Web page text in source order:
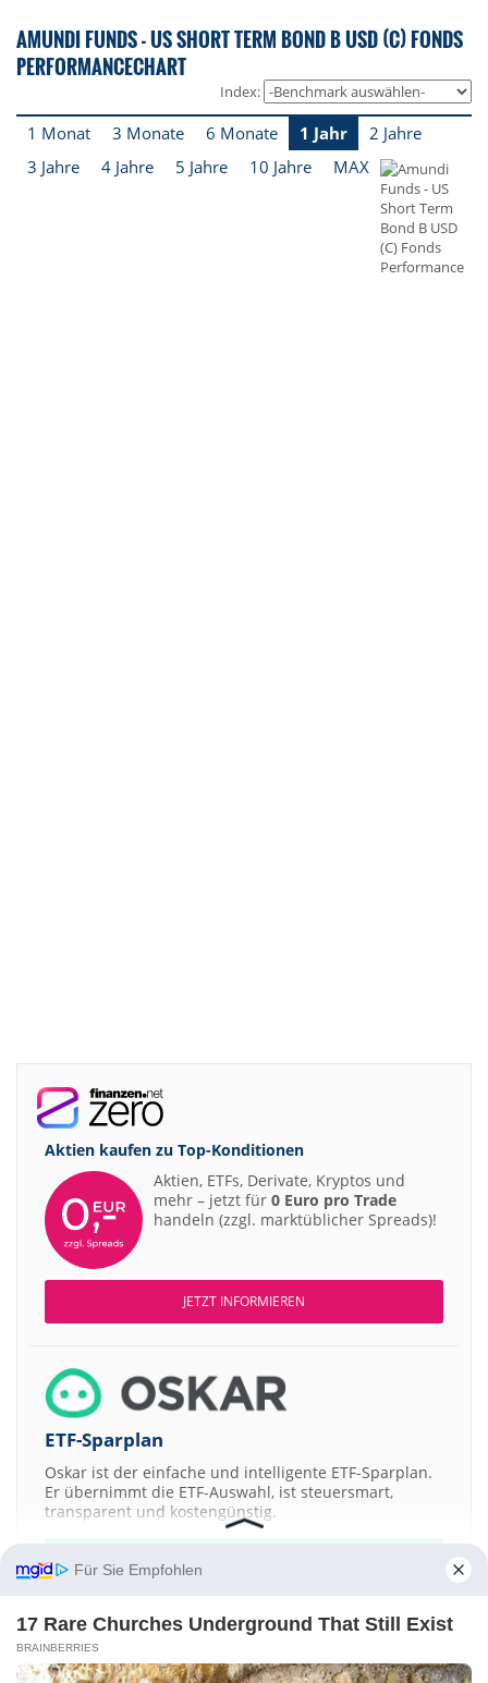
AMUNDI FUNDS - US SHORT TERM BOND B USD (C) FONDS
PERFORMANCECHART
Index:
1 Monat 3 Monate 6 Monate 1 Jahr
2 Jahre
3 Jahre
4 Jahre 5 Jahre 10 Jahre MAX
Aktien kaufen zu Top-Konditionen
Aktien, ETFs, Derivate, Kryptos und
mehr – jetzt für 0 Euro pro Trade
handeln (zzgl. marktüblicher Spreads)!
JETZT INFORMIEREN
ETF-Sparplan
Oskar ist der einfache und intelligente ETF-Sparplan.
Er übernimmt die ETF-Auswahl, ist steuersmart,
transparent und kostengünstig.
Für Sie Empfohlen
17 Rare Churches Underground That Still Exist
BRAINBERRIES